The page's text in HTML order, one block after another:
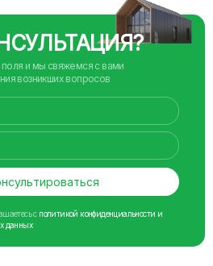
и мы свяжемся с вами
возникших вопросов
с политикой конфиденциальности и
данных